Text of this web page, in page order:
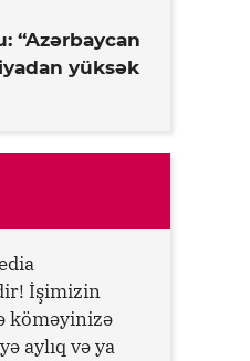
“Azərbaycan
yüksək
İşimizin
köməyinizə
aylıq və ya